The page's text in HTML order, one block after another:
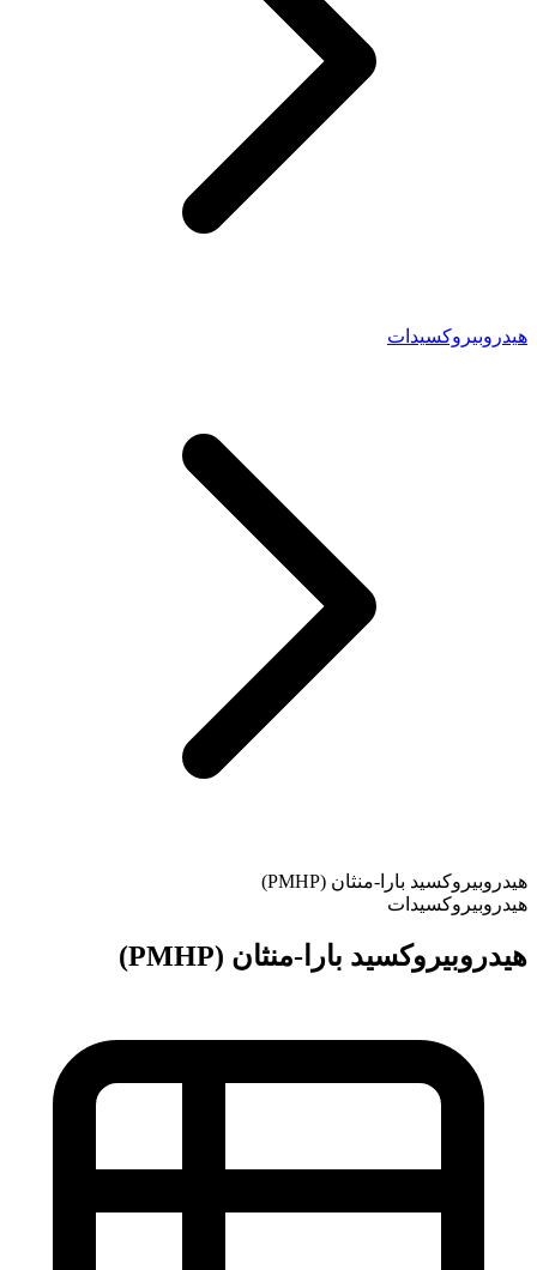
هيدروبيروكسيدات
هيدروبيروكسيد بارا-منثان (PMHP)
هيدروبيروكسيدات
هيدروبيروكسيد بارا-منثان (PMHP)